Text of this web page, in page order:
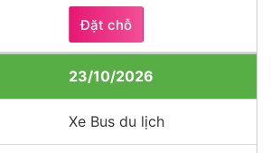
Đặt chỗ
23/10/2026
Xe Bus du lịch